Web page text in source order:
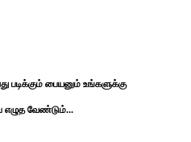
படிக்கும் பையனும் உங்களுக்கு
எழுத வேண்டும்...